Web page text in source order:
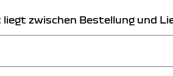
zwischen Bestellung und
Bestellung ab. Ihr Dacia Händler kann